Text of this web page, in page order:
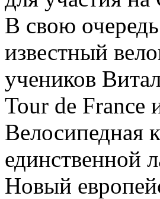
В свою
известный
учеников
Tour de France
Велосипедная
единственной
Новый